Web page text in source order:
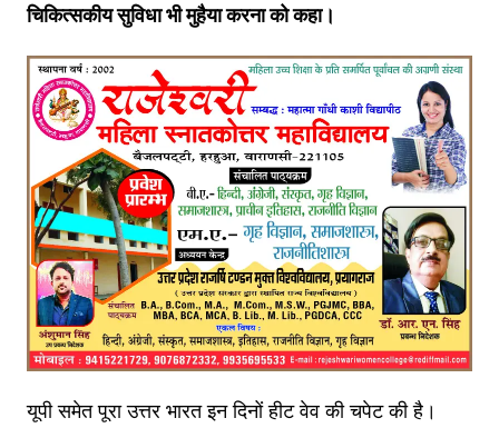
चिकित्सकीय सुविधा भी मुहैया करना को कहा।
यूपी समेत पूरा उत्तर भारत इन दिनों हीट वेव की चपेट की है।